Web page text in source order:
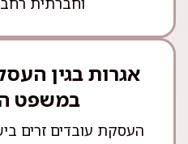
אגרות בגין
במשפט
העסקת עובדים זרים